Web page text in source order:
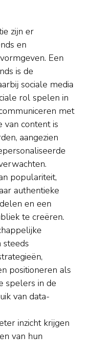
zijn er
en
Een
is de
sociale media
rol spelen in
met
van content is
aangezien
populariteit,
authentieke
en een
te creëren.
positioneren als
spelers in de
van data-
inzicht krijgen
van hun